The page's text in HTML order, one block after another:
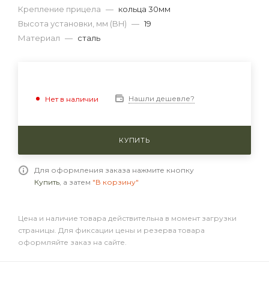
Крепление прицела — кольца 30мм
Высота установки, мм (BH) — 19
Материал — сталь
Нет в наличии Нашли дешевле?
КУПИТЬ
Для оформления заказа нажмите кнопку
Купить, а затем "В корзину"
Цена и наличие товара действительна в момент загрузки
страницы. Для фиксации цены и резерва товара
оформляйте заказ на сайте.